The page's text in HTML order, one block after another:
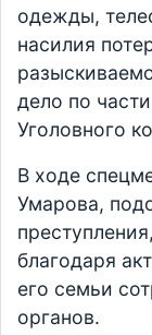
одежды,
насилия
дело по
Уголовного
В ходе
Умарова,
благодаря
его семьи
органов.